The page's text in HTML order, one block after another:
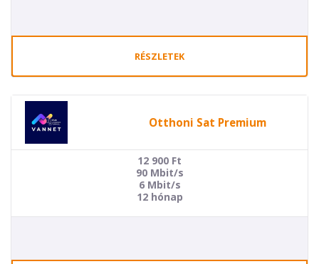
RÉSZLETEK
Otthoni Sat Premium
12 900 Ft
90 Mbit/s
6 Mbit/s
12 hónap